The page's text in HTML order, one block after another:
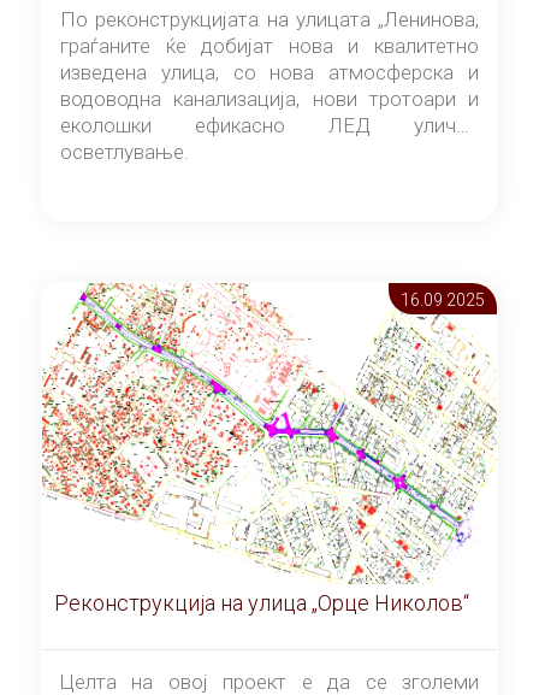
По реконструкцијата на улицата „Ленинова,
граѓаните ќе добијат нова и квалитетно
изведена улица, со нова атмосферска и
водоводна канализација, нови тротоари и
еколошки ефикасно ЛЕД улично
осветлување.
16.09 2025
Реконструкција на улица „Орце Николов“
Целта на овој проект е да се зголеми